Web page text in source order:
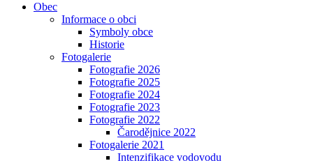
Obec
Informace o obci
Symboly obce
Historie
Fotogalerie
Fotografie 2026
Fotografie 2025
Fotografie 2024
Fotografie 2023
Fotografie 2022
Čarodějnice 2022
Fotogalerie 2021
Intenzifikace vodovodu